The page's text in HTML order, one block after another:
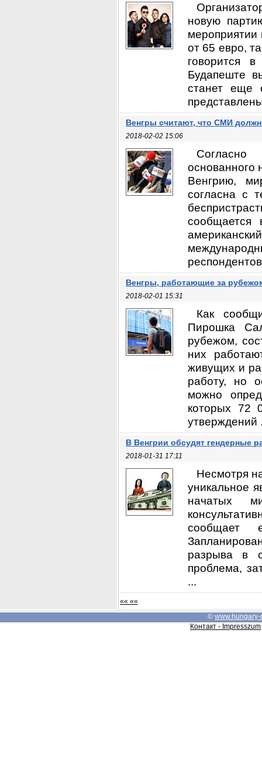
новую
мероприятии
от 65 евро,
говорится
Будапеште
станет еще
Венгры считают, что СМИ
2018-02-02 15:06
Согласно
основанного
Венгрию,
согласна с
Венгры, работающие за
2018-02-01 15:31
Как
Пирошка
рубежом,
них
живущих и
работу, но
можно
которых 72
утверждений
В Венгрии обсудят гендерные
2018-01-31 17:11
Несмотря
уникальное
начатых
сообщает
разрыва в
проблема,
...
«« ««
© www.hungary-
Контакт - Impresszum